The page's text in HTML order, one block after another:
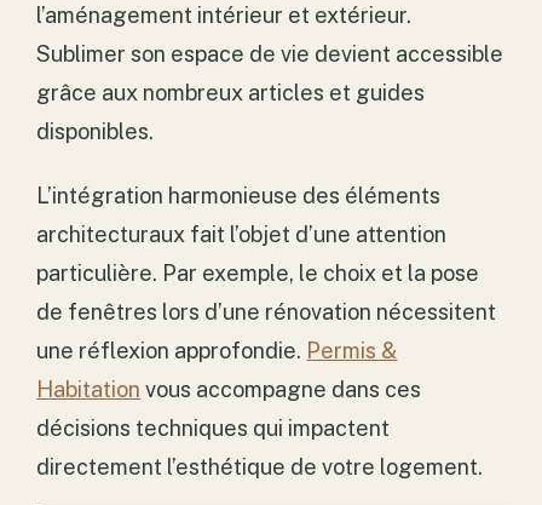
l’aménagement intérieur et extérieur.
Sublimer son espace de vie devient accessible
grâce aux nombreux articles et guides
disponibles.
L’intégration harmonieuse des éléments
architecturaux fait l’objet d’une attention
particulière. Par exemple, le choix et la pose
de fenêtres lors d’une rénovation nécessitent
une réflexion approfondie. Permis &
Habitation vous accompagne dans ces
décisions techniques qui impactent
directement l’esthétique de votre logement.